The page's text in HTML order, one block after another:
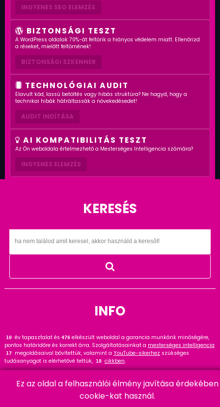
INGYENES SEO ELEMZÉS
BIZTONSÁGI TESZT
A WordPress oldalak 70%-át feltörik a hiányos védelem miatt. Ellenőrizd
a réseket, mielőtt feltörnének!
BIZTONSÁGI SZKENNER
TECHNOLÓGIAI AUDIT
Elavult kód, lassú betöltés vagy hibás struktúra? Ne hagyd, hogy a
technikai hibák hátráltassák a növekedésedet!
AUDIT INDÍTÁSA
AI KOMPATIBILITÁS TESZT
Az Ön weboldala értelmezhető a Mesterséges Intelligencia számára?
INGYENES ELEMZÉS
KERESÉS
INFO
14 év tapasztalat és 476elkészült weboldal a garancia munkánk minőségére,
pontos határidőre és korrekt árra. Szolgáltatásainkat a mesterséges intelligencia
17 megoldásaival bővítettük, valamint a YouTube-sikerhez szükséges
tudásanyagot is elérhetővé tettük, 18 cikkben.
szakértőként ajánlom a 91 cikket és bővítményt.
Ez az oldal a felhasználói élmény javítása érdekében
cookie-kat használ.